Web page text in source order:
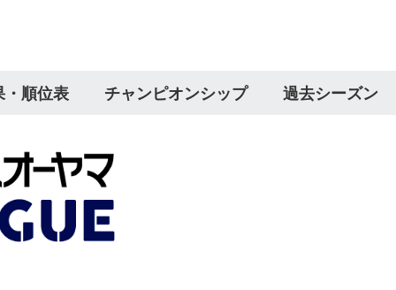
・順位表 チャンピオンシップ 過去シーズン